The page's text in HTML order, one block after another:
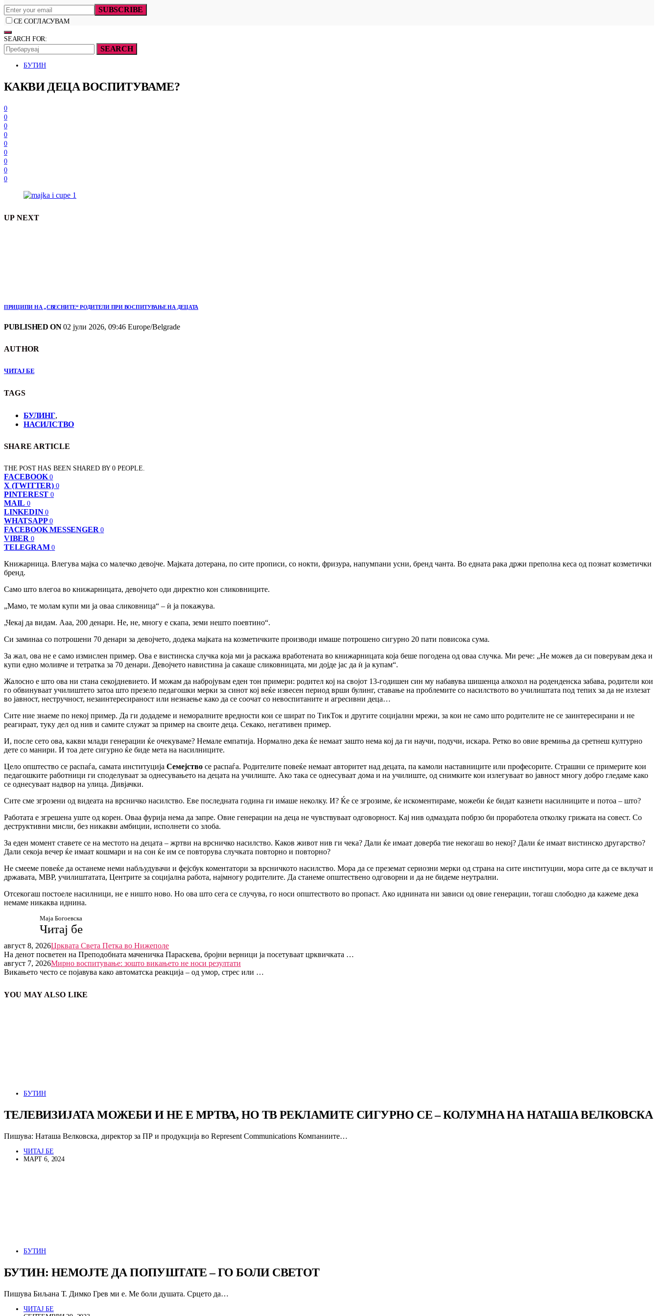
SUBSCRIBE
СЕ СОГЛАСУВАМ
SEARCH FOR:
SEARCH
БУТИН
КАКВИ ДЕЦА ВОСПИТУВАМЕ?
0
0
0
0
0
0
0
0
0
UP NEXT
ПРИЦИПИ НА „СВЕСНИТЕ“ РОДИТЕЛИ ПРИ ВОСПИТУВАЊЕ НА ДЕЦАТА
PUBLISHED ON02 јули 2026, 09:46 Europe/Belgrade
AUTHOR
ЧИТАЈ БЕ
TAGS
БУЛИНГ,
НАСИЛСТВО
SHARE ARTICLE
THE POST HAS BEEN SHARED BY0 PEOPLE.
FACEBOOK 0
X (TWITTER) 0
PINTEREST 0
MAIL 0
LINKEDIN 0
WHATSAPP 0
FACEBOOK MESSENGER 0
VIBER 0
TELEGRAM 0
Книжарница. Влегува мајка со малечко девојче. Мајката дотерана, по сите прописи, со нокти, фризура, напумпани усни, бренд чанта. Во едната рака држи преполна кеса од познат козметички
бренд.
Само што влегоа во книжарницата, девојчето оди директно кон сликовниците.
„Мамо, те молам купи ми ја оваа сликовница“ – ѝ ја покажува.
„Чекај да видам. Ааа, 200 денари. Не, не, многу е скапа, земи нешто поевтино“.
Си заминаа со потрошени 70 денари за девојчето, додека мајката на козметичките производи имаше потрошено сигурно 20 пати повисока сума.
За жал, ова не е само измислен пример. Ова е вистинска случка која ми ја раскажа вработената во книжарницата која беше погодена од оваа случка. Ми рече: „Не можев да си поверувам дека и
купи едно моливче и тетратка за 70 денари. Девојчето навистина ја сакаше сликовницата, ми дојде јас да ѝ ја купам“.
Жалосно е што ова ни стана секојдневието. И можам да набројувам еден тон примери: родител кој на својот 13-годишен син му набавува шишенца алкохол на роденденска забава, родители кои
го обвинуваат училиштето затоа што презело педагошки мерки за синот кој веќе извесен период врши булинг, ставање на проблемите со насилството во училиштата под тепих за да не излезат
во јавност, нестручност, незаинтересираност или незнаење како да се соочат со невоспитаните и агресивни деца…
Сите ние знаеме по некој пример. Да ги додадеме и неморалните вредности кои се шират по ТикТок и другите социјални мрежи, за кои не само што родителите не се заинтересирани и не
реагираат, туку дел од нив и самите служат за пример на своите деца. Секако, негативен пример.
И, после сето ова, какви млади генерации ќе очекуваме? Немале емпатија. Нормално дека ќе немаат зашто нема кој да ги научи, подучи, искара. Ретко во овие времиња да сретнеш културно
дете со манири. И тоа дете сигурно ќе биде мета на насилниците.
Цело општество се распаѓа, самата институција Семејство се распаѓа. Родителите повеќе немаат авторитет над децата, па камоли наставниците или професорите. Страшни се примерите кои
педагошките работници ги споделуваат за однесувањето на децата на училиште. Ако така се однесуваат дома и на училиште, од снимките кои излегуваат во јавност многу добро гледаме како
се однесуваат надвор на улица. Дивјачки.
Сите сме згрозени од видеата на врсничко насилство. Еве последната година ги имаше неколку. И? Ќе се згрозиме, ќе искоментираме, можеби ќе бидат казнети насилниците и потоа – што?
Работата е згрешена уште од корен. Оваа фурија нема да запре. Овие генерации на деца не чувствуваат одговорност. Кај нив одмаздата побрзо би проработела отколку грижата на совест. Со
деструктивни мисли, без никакви амбиции, исполнети со злоба.
За еден момент ставете се на местото на децата – жртви на врсничко насилство. Каков живот нив ги чека? Дали ќе имаат доверба тие некогаш во некој? Дали ќе имаат вистинско другарство?
Дали секоја вечер ќе имаат кошмари и на сон ќе им се повторува случката повторно и повторно?
Не смееме повеќе да останеме неми набљудувачи и фејсбук коментатори за врсничкото насилство. Мора да се преземат сериозни мерки од страна на сите институции, мора сите да се вклучат и
државата, МВР, училиштатата, Центрите за социјална работа, најмногу родителите. Да станеме општествено одговорни и да не бидеме неутрални.
Отсекогаш постоеле насилници, не е ништо ново. Но ова што сега се случува, го носи општеството во пропаст. Ако иднината ни зависи од овие генерации, тогаш слободно да кажеме дека
немаме никаква иднина.
Маја Богоевска
Читај бе
август 8, 2026Црквата Света Петка во Нижеполе
На денот посветен на Преподобната маченичка Параскева, бројни верници ја посетуваат црквичката …
август 7, 2026Мирно воспитување: зошто викањето не носи резултати
Викањето често се појавува како автоматска реакција – од умор, стрес или …
YOU MAY ALSO LIKE
БУТИН
ТЕЛЕВИЗИЈАТА МОЖЕБИ И НЕ Е МРТВА, НО ТВ РЕКЛАМИТЕ СИГУРНО СЕ – КОЛУМНА НА НАТАША ВЕЛКОВСКА
Пишува: Наташа Велковска, директор за ПР и продукција во Represent Communications Компаниите…
ЧИТАЈ БЕ
МАРТ 6, 2024
БУТИН
БУТИН: НЕМОЈТЕ ДА ПОПУШТАТЕ – ГО БОЛИ СВЕТОТ
Пишува Биљана Т. Димко Грев ми е. Ме боли душата. Срцето да…
ЧИТАЈ БЕ